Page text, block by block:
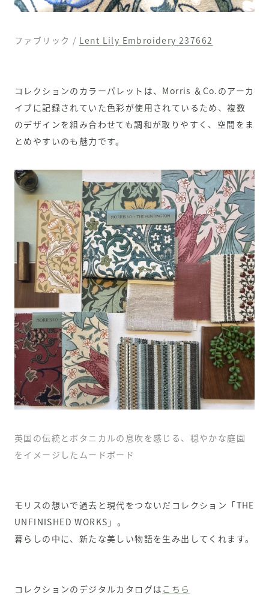
ファブリック / Lent Lily Embroidery 237662
コレクションのカラーパレットは、Morris ＆Co.のアーカ
イブに記録されていた色彩が使用されているため、複数
のデザインを組み合わせても調和が取りやすく、空間をま
とめやすいのも魅力です。
英国の伝統とボタニカルの息吹を感じる、穏やかな庭園
をイメージしたムードボード
モリスの想いで過去と現代をつないだコレクション「THE
UNFINISHED WORKS」。
暮らしの中に、新たな美しい物語を生み出してくれます。
コレクションのデジタルカタログは こちら